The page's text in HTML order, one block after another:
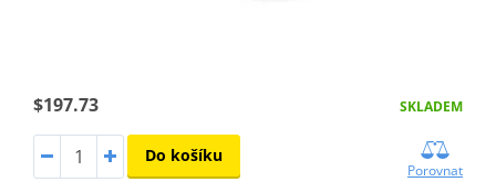
$197.73 SKLADEM
Do košíku
Porovnat